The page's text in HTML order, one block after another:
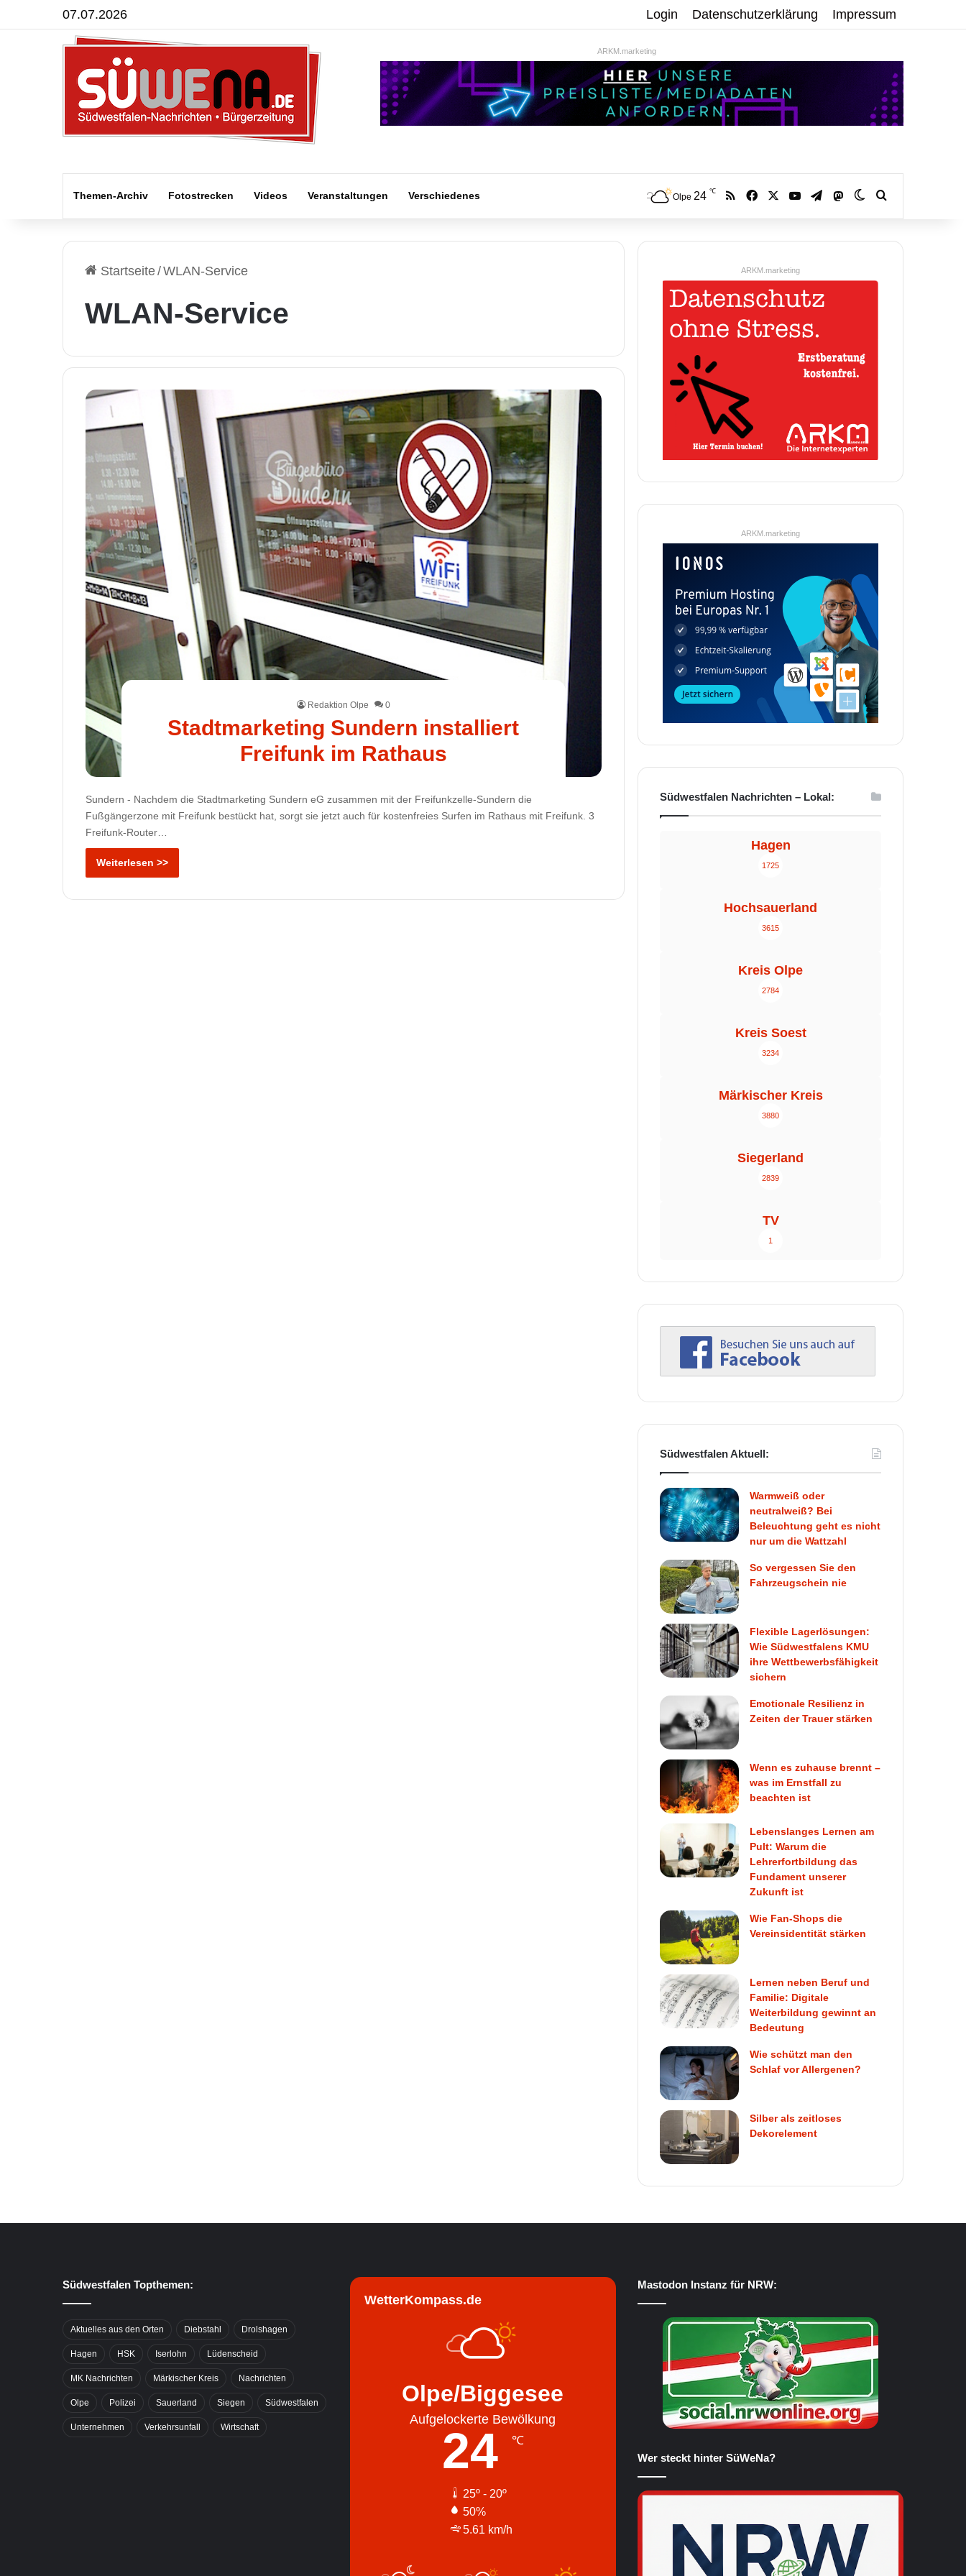
07.07.2026 Login Datenschutzerklärung Impressum
ARKM.marketing
Themen-Archiv Fotostrecken Videos Veranstaltungen Verschiedenes Olpe 24 ℃ RSS Facebook YouTubeTelegramMastodonSkin umschalten
Startseite/WLAN-Service
WLAN-Service
Redaktion Olpe 0
Stadtmarketing Sundern installiert
Freifunk im Rathaus
Sundern - Nachdem die Stadtmarketing Sundern eG zusammen mit der Freifunkzelle-Sundern die
Fußgängerzone mit Freifunk bestückt hat, sorgt sie jetzt auch für kostenfreies Surfen im Rathaus mit Freifunk. 3
Freifunk-Router…
Weiterlesen >>
ARKM.marketing
ARKM.marketing
Südwestfalen Nachrichten – Lokal:
Hagen
1725
Hochsauerland
3615
Kreis Olpe
2784
Kreis Soest
3234
Märkischer Kreis
3880
Siegerland
2839
TV
1
Südwestfalen Aktuell:
Warmweiß oder
neutralweiß? Bei
Beleuchtung geht es nicht
nur um die Wattzahl
So vergessen Sie den
Fahrzeugschein nie
Flexible Lagerlösungen:
Wie Südwestfalens KMU
ihre Wettbewerbsfähigkeit
sichern
Emotionale Resilienz in
Zeiten der Trauer stärken
Wenn es zuhause brennt –
was im Ernstfall zu
beachten ist
Lebenslanges Lernen am
Pult: Warum die
Lehrerfortbildung das
Fundament unserer
Zukunft ist
Wie Fan-Shops die
Vereinsidentität stärken
Lernen neben Beruf und
Familie: Digitale
Weiterbildung gewinnt an
Bedeutung
Wie schützt man den
Schlaf vor Allergenen?
Silber als zeitloses
Dekorelement
Südwestfalen Topthemen:
Aktuelles aus den Orten Diebstahl Drolshagen
Hagen HSK Iserlohn Lüdenscheid
MK Nachrichten Märkischer Kreis Nachrichten
Olpe Polizei Sauerland Siegen Südwestfalen
Unternehmen Verkehrsunfall Wirtschaft
WetterKompass.de
Olpe/Biggesee
Aufgelockerte Bewölkung
24 ℃
25º - 20º
50%
5.61 km/h
Mastodon Instanz für NRW:
Wer steckt hinter SüWeNa?